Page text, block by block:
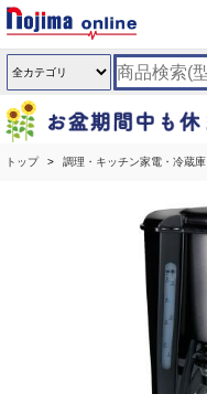
トップ 調理・キッチン家電・冷蔵庫